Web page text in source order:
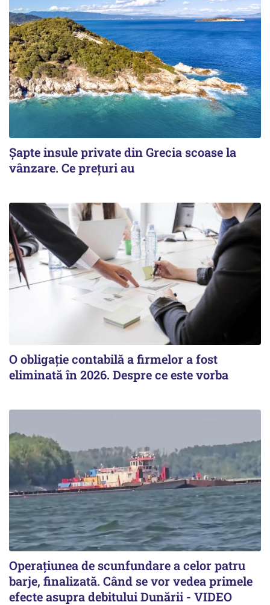
Șapte insule private din Grecia scoase la
vânzare. Ce prețuri au
O obligație contabilă a firmelor a fost
eliminată în 2026. Despre ce este vorba
Operațiunea de scunfundare a celor patru
barje, finalizată. Când se vor vedea primele
efecte asupra debitului Dunării - VIDEO